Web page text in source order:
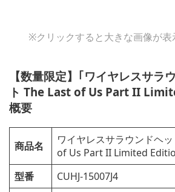
※クリックすると大きな画像が表
【数量限定】｢ワイヤレスサラ
ト The Last of Us Part II
概要
商品名
ワイヤレスサラウンドヘ
of Us Part II Limited
型番
CUHJ-15007J4